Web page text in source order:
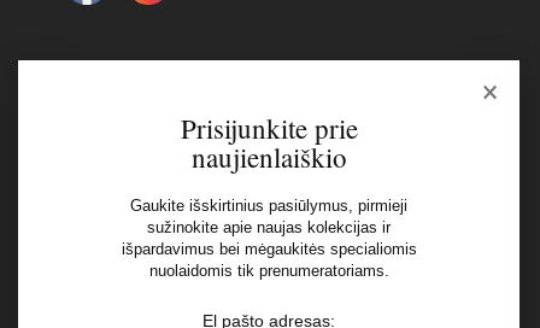
Naujienlaiškis
Aš perskaičiau ir sutinku su Privatumo Politikos
×
Prisijunkite prie
naujienlaiškio
Gaukite išskirtinius pasiūlymus, pirmieji
sužinokite apie naujas kolekcijas ir
išpardavimus bei mėgaukitės specialiomis
nuolaidomis tik prenumeratoriams.
El pašto adresas: